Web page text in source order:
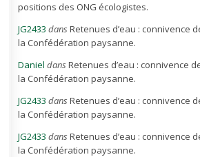
positions des ONG écologistes.
JG2433 dansRetenues d’eau : connivence
la Confédération paysanne.
Daniel dansRetenues d’eau : connivence
la Confédération paysanne.
JG2433 dansRetenues d’eau : connivence
la Confédération paysanne.
JG2433 dansRetenues d’eau : connivence
la Confédération paysanne.